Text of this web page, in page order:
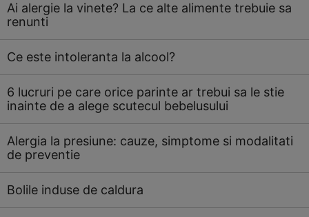
Ai alergie la vinete? La ce alte alimente trebuie sa
renunti
Ce este intoleranta la alcool?
6 lucruri pe care orice parinte ar trebui sa le stie
inainte de a alege scutecul bebelusului
Alergia la presiune: cauze, simptome si modalitati
de preventie
Bolile induse de caldura